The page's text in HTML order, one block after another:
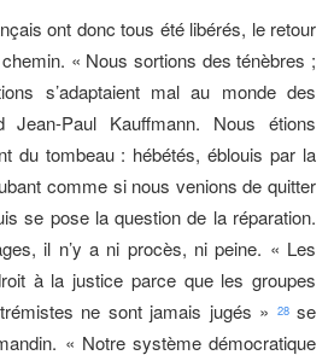
ont donc tous été libérés, le retour
« Nous sortions des ténèbres ;
s’adaptaient mal au monde des
Paul Kauffmann. Nous étions
du tombeau : hébétés, éblouis par la
comme si nous venions de quitter
se pose la question de la réparation.
il n’y a ni procès, ni peine. « Les
à la justice parce que les groupes
ne sont jamais jugés » 28se
« Notre système démocratique